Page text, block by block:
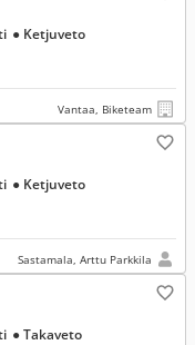
● Ketjuveto
Vantaa, Biketeam
● Ketjuveto
Sastamala, Arttu Parkkila
● Takaveto